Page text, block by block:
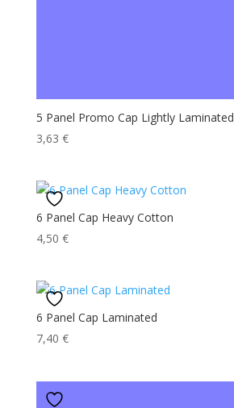
5 Panel Promo Cap Lightly Laminated
3,63 €
6 Panel Cap Heavy Cotton
4,50 €
6 Panel Cap Laminated
7,40 €